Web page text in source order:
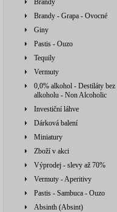
Brandy
Brandy - Grapa - Ovocné
Giny
Pastis - Ouzo
Tequily
Vermuty
0,0% alkohol - Destiláty bez
alkoholu - Non Alcoholic
Investiční láhve
Dárková balení
Miniatury
Zboží v akci
Výprodej - slevy až 70%
Vermuty - Aperitivy
Pastis - Sambuca - Ouzo
Absinth (Absint)